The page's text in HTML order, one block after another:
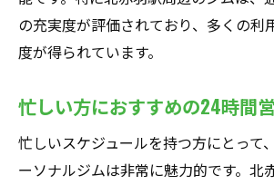
の充実度が評価されており、多くの利
度が得られています。
忙しい方におすすめの24時間
忙しいスケジュールを持つ方にとって
ーソナルジムは非常に魅力的です。北